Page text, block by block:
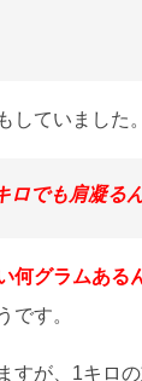
していました。
でも肩凝るん
何グラムある
です。
が、1キロ